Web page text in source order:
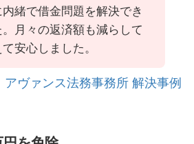
内緒で借金問題を解決でき
。月々の返済額も減らして
安心しました。
アヴァンス法務事務所 解決事例